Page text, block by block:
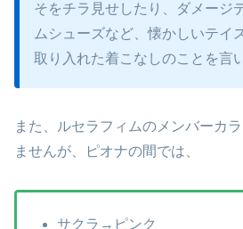
そをチラ見せしたり、ダメージ
ムシューズなど、懐かしいテイ
取り入れた着こなしのことを言
また、ルセラフィムのメンバーカ
ませんが、ピオナの間では、
サクラ→ピンク